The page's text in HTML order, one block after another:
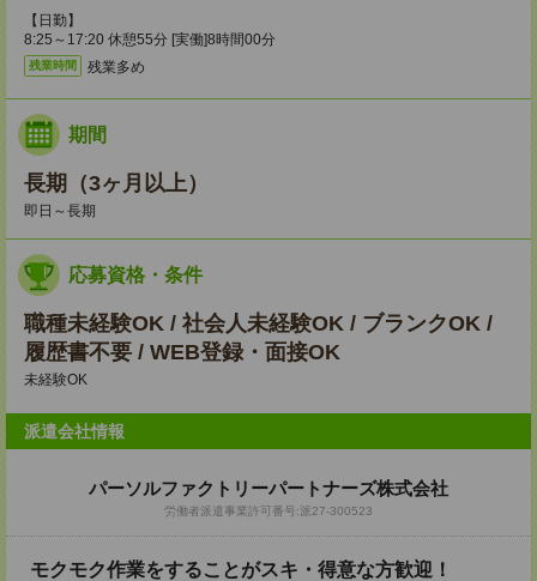
【日勤】
8:25～17:20 休憩55分 [実働]8時間00分
残業時間 残業多め
期間
長期（3ヶ月以上）
即日～長期
応募資格・条件
職種未経験OK / 社会人未経験OK / ブランクOK /
履歴書不要 / WEB登録・面接OK
未経験OK
派遣会社情報
パーソルファクトリーパートナーズ株式会社
労働者派遣事業許可番号:派27-300523
モクモク作業をすることがスキ・得意な方歓迎！